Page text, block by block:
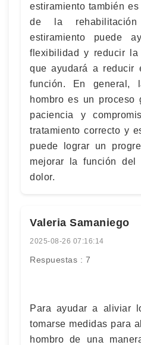
estiramiento también
de la
estiramiento puede
flexibilidad y reducir la
que ayudará a reducir
función. En general,
hombro es un proceso
paciencia y
tratamiento correcto y
puede lograr un
mejorar la función del
dolor.
Valeria Samaniego
2025-08-26 07:16:14
Respuestas : 7
Para ayudar a aliviar
tomarse medidas para
hombro de una